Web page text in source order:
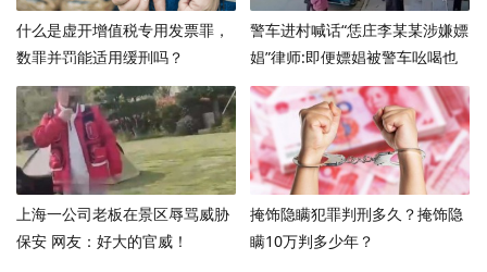
什么是虚开增值税专用发票罪，
数罪并罚能适用缓刑吗？
警车进村喊话“恁庄李某某涉嫌嫖
娼”律师:即便嫖娼被警车吆喝也
构成侵权 ！
上海一公司老板在景区辱骂威胁
保安 网友：好大的官威！
掩饰隐瞒犯罪判刑多久？掩饰隐
瞒10万判多少年？